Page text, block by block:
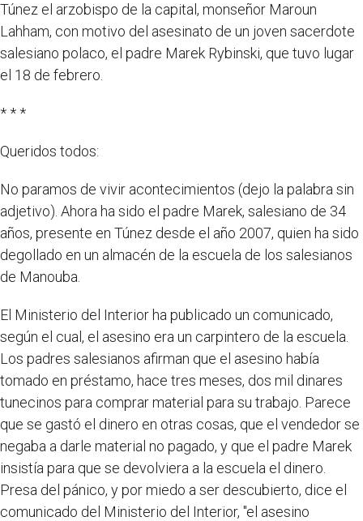
Túnez el arzobispo de la capital, monseñor Maroun
Lahham, con motivo del asesinato de un joven sacerdote
salesiano polaco, el padre Marek Rybinski, que tuvo lugar
el 18 de febrero.
* * *
Queridos todos:
No paramos de vivir acontecimientos (dejo la palabra sin
adjetivo). Ahora ha sido el padre Marek, salesiano de 34
años, presente en Túnez desde el año 2007, quien ha sido
degollado en un almacén de la escuela de los salesianos
de Manouba.
El Ministerio del Interior ha publicado un comunicado,
según el cual, el asesino era un carpintero de la escuela.
Los padres salesianos afirman que el asesino había
tomado en préstamo, hace tres meses, dos mil dinares
tunecinos para comprar material para su trabajo. Parece
que se gastó el dinero en otras cosas, que el vendedor se
negaba a darle material no pagado, y que el padre Marek
insistía para que se devolviera a la escuela el dinero.
Presa del pánico, y por miedo a ser descubierto, dice el
comunicado del Ministerio del Interior, "el asesino